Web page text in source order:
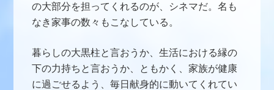
の大部分を担ってくれるのが、シネマだ。名も
なき家事の数々もこなしている。
暮らしの大黒柱と言おうか、生活における縁の
下の力持ちと言おうか、ともかく、家族が健康
に過ごせるよう、毎日献身的に動いてくれてい